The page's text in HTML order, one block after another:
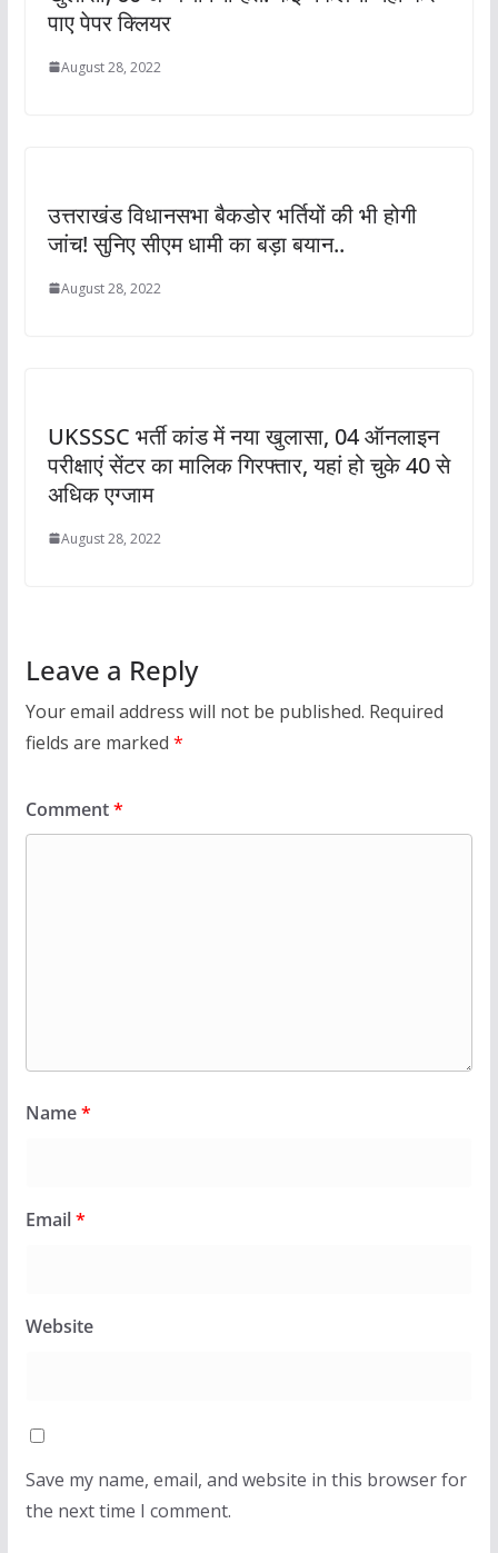
पाए पेपर क्लियर
August 28, 2022
उत्तराखंड विधानसभा बैकडोर भर्तियों की भी होगी
जांच! सुनिए सीएम धामी का बड़ा बयान..
August 28, 2022
UKSSSC भर्ती कांड में नया खुलासा, 04 ऑनलाइन
परीक्षाएं सेंटर का मालिक गिरफ्तार, यहां हो चुके 40 से
अधिक एग्जाम
August 28, 2022
Leave a Reply
Your email address will not be published. Required
fields are marked *
Comment*
Name*
Email*
Website
Save my name, email, and website in this browser for
the next time I comment.